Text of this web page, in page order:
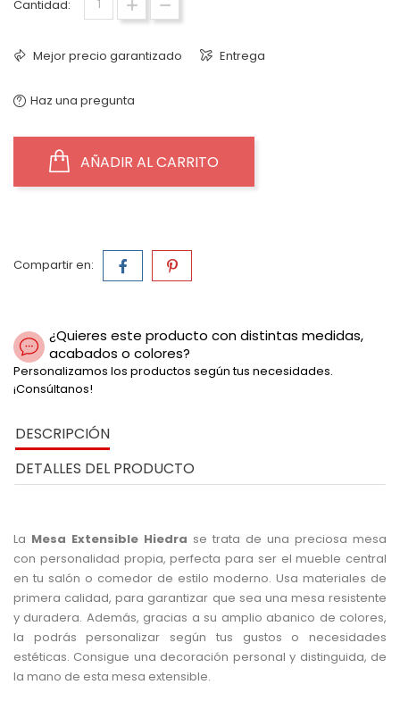
Cantidad:
Mejor precio garantizado Entrega
Haz una pregunta
AÑADIR AL CARRITO
Compartir en:
¿Quieres este producto con distintas medidas,
acabados o colores?
Personalizamos los productos según tus necesidades.
¡Consúltanos!
DESCRIPCIÓN
DETALLES DEL PRODUCTO
La Mesa Extensible Hiedra se trata de una preciosa mesa
con personalidad propia, perfecta para ser el mueble central
en tu salón o comedor de estilo moderno. Usa materiales de
primera calidad, para garantizar que sea una mesa resistente
y duradera. Además, gracias a su amplio abanico de colores,
la podrás personalizar según tus gustos o necesidades
estéticas. Consigue una decoración personal y distinguida, de
la mano de esta mesa extensible.